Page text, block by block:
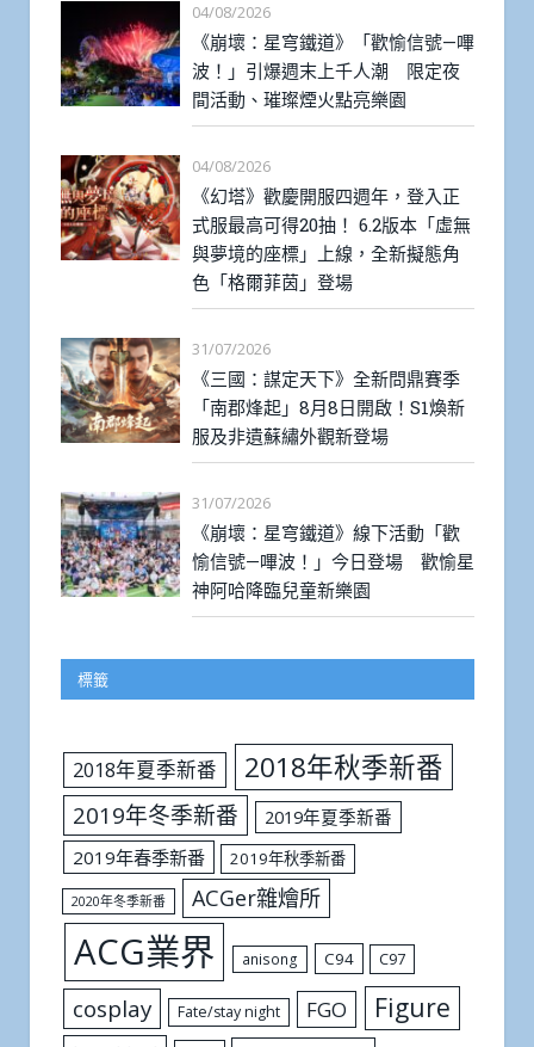
04/08/2026
《崩壞：星穹鐵道》「歡愉信號—嗶
波！」引爆週末上千人潮 限定夜
間活動、璀璨煙火點亮樂園
04/08/2026
《幻塔》歡慶開服四週年，登入正
式服最高可得20抽！ 6.2版本「虛無
與夢境的座標」上線，全新擬態角
色「格爾菲茵」登場
31/07/2026
《三國：謀定天下》全新問鼎賽季
「南郡烽起」8月8日開啟！S1煥新
服及非遺蘇繡外觀新登場
31/07/2026
《崩壞：星穹鐵道》線下活動「歡
愉信號—嗶波！」今日登場 歡愉星
神阿哈降臨兒童新樂園
標籤
2018年夏季新番 2018年秋季新番
2019年冬季新番
2019年夏季新番
2019年春季新番
2019年秋季新番
2020年冬季新番 ACGer雜燴所
ACG業界 anisong C94 C97
cosplay Fate/stay night FGO Figure